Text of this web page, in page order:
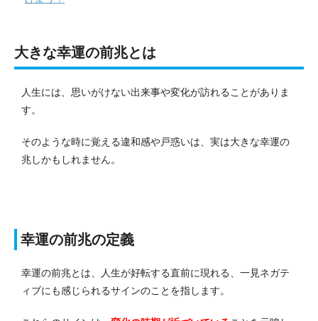
大きな幸運の前兆とは
人生には、思いがけない出来事や変化が訪れることがありま
す。
そのような時に覚える違和感や戸惑いは、実は大きな幸運の
兆しかもしれません。
幸運の前兆の定義
幸運の前兆とは、人生が好転する直前に現れる、一見ネガテ
ィブにも感じられるサインのことを指します。